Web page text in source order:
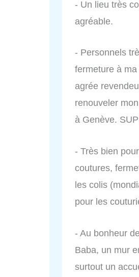
- Un lieu très
agréable.
- Personnels
fermeture à
agrée
renouveler
à Genève.
- Très bien
coutures,
les colis
pour les
- Au bonheur
Baba, un mur
surtout un